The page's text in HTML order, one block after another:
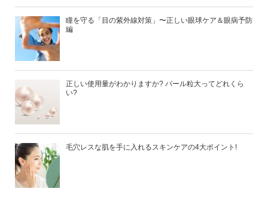
瞳を守る「目の紫外線対策」〜正しい眼球ケア＆眼病予防
編
正しい使用量がわかりますか? パール粒大ってどれくら
い?
毛穴レスな肌を手に入れるスキンケアの4大ポイント!